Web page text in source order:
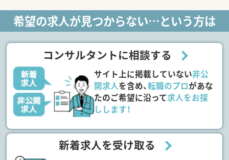
希望の求人が見つからない…という方は
コンサルタントに相談する
サイト上に掲載していない非公
開求人を含め、転職のプロがあな
たのご希望に沿って求人をお探
しします！
新着求人を受け取る